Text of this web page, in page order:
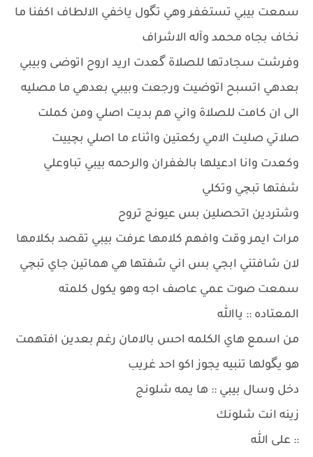
سمعت بيبي تستغفر وهي تگول ياخفي الالطاف اكفنا ما
نخاف بجاه محمد وآله الاشراف
وفرشت سجادتها للصلاة گعدت اريد اروح اتوضى وبيبي
بعدهي اتسبح اتوضيت ورجعت وبيبي بعدهي ما مصليه
الى ان كامت للصلاة واني هم بديت اصلي ومن كملت
صلاتي صليت الامي ركعتين واثناء ما اصلي بچييت
وكعدت وانا ادعيلها بالغفران والرحمه بيبي تباوعلي
شفتها تبچي وتكلي
وشتردين اتحصلين بس عيونج تروح
مرات ايمر وقت وافهم كلامها عرفت بيبي تقصد بكلامها
لان شافتني ابجي بس اني شفتها هي هماتين جاي تبچي
سمعت صوت عمي عاصف اجه وهو يكول كلمته
المعتاده :: ياالله
من اسمع هاي الكلمه احس بالامان رغم بعدين افتهمت
هو يگولها تنبيه يجوز اكو احد غريب
دخل وسال بيبي :: ها يمه شلونج
زينه انت شلونك
:: على الله